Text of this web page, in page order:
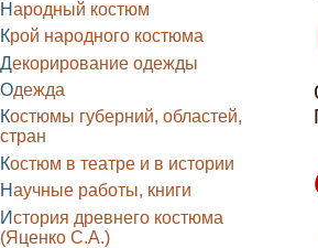
Народный костюм
Крой народного костюма
Декорирование одежды
Одежда
Костюмы губерний, областей,
стран
Костюм в театре и в истории
Научные работы, книги
История древнего костюма
(Яценко С.А.)